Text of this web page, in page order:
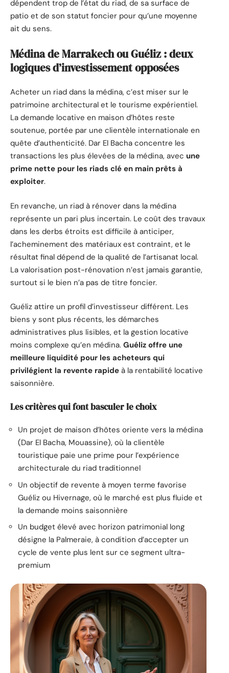
dépendent trop de l’état du riad, de sa surface de
patio et de son statut foncier pour qu’une moyenne
ait du sens.
Médina de Marrakech ou Guéliz : deux
logiques d’investissement opposées
Acheter un riad dans la médina, c’est miser sur le
patrimoine architectural et le tourisme expérientiel.
La demande locative en maison d’hôtes reste
soutenue, portée par une clientèle internationale en
quête d’authenticité. Dar El Bacha concentre les
transactions les plus élevées de la médina, avec une
prime nette pour les riads clé en main prêts à
exploiter.
En revanche, un riad à rénover dans la médina
représente un pari plus incertain. Le coût des travaux
dans les derbs étroits est difficile à anticiper,
l’acheminement des matériaux est contraint, et le
résultat final dépend de la qualité de l’artisanat local.
La valorisation post-rénovation n’est jamais garantie,
surtout si le bien n’a pas de titre foncier.
Guéliz attire un profil d’investisseur différent. Les
biens y sont plus récents, les démarches
administratives plus lisibles, et la gestion locative
moins complexe qu’en médina. Guéliz offre une
meilleure liquidité pour les acheteurs qui
privilégient la revente rapide à la rentabilité locative
saisonnière.
Les critères qui font basculer le choix
Un projet de maison d’hôtes oriente vers la médina
(Dar El Bacha, Mouassine), où la clientèle
touristique paie une prime pour l’expérience
architecturale du riad traditionnel
Un objectif de revente à moyen terme favorise
Guéliz ou Hivernage, où le marché est plus fluide et
la demande moins saisonnière
Un budget élevé avec horizon patrimonial long
désigne la Palmeraie, à condition d’accepter un
cycle de vente plus lent sur ce segment ultra-
premium